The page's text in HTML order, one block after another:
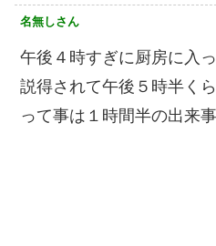
名無しさん
午後４時すぎに厨房に入
説得されて午後５時半くら
って事は１時間半の出来事